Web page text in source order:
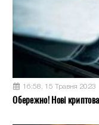
16:58, 15 Травня 2023
Обережно! Нові